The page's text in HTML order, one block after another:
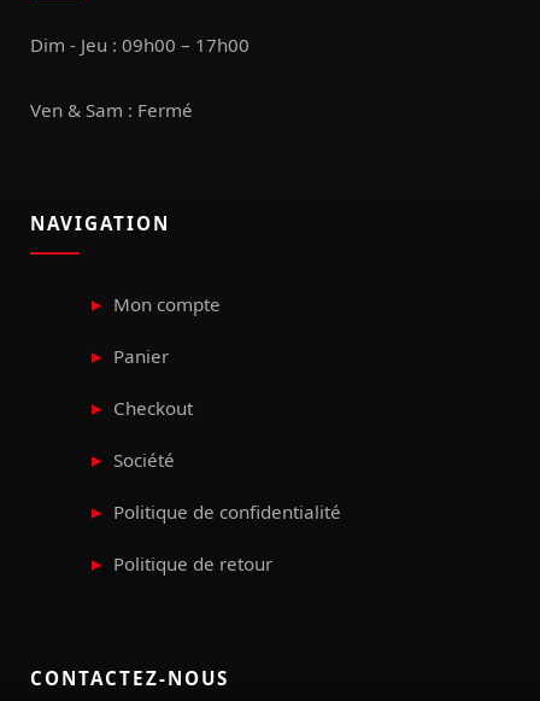
Dim - Jeu : 09h00 – 17h00
Ven & Sam : Fermé
NAVIGATION
Mon compte
Panier
Checkout
Société
Politique de confidentialité
Politique de retour
CONTACTEZ-NOUS